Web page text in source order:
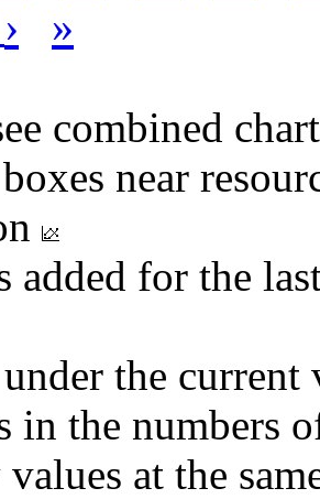
› »
combined
near
added for the
the
in the numbers
at the